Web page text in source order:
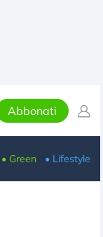
Abbonati
• Green • Lifestyle